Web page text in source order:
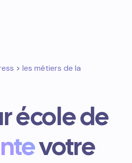
> les métiers de la
école de
votre